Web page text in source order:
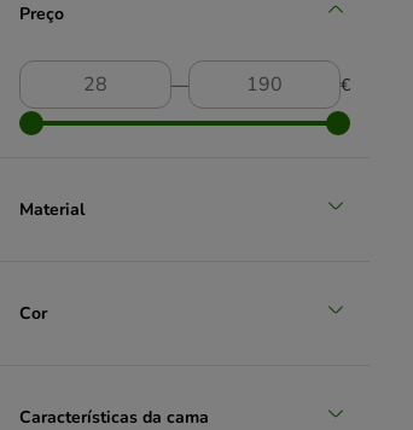
Preço
― €
Material
Cor
Características da cama